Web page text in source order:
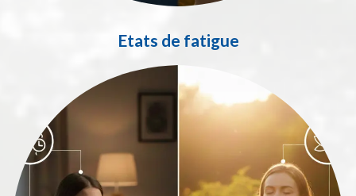
Etats de fatigue